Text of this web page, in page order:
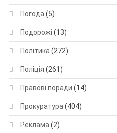
Погода (5)
Подорожі (13)
Політика (272)
Поліція (261)
Правові поради (14)
Прокуратура (404)
Реклама (2)